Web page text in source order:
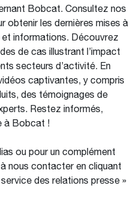
Bobcat. Consultez nos
obtenir les dernières mises à
informations. Découvrez
de cas illustrant l’impact
secteurs d’activité. En
captivantes, y compris
des témoignages de
Restez informés,
à Bobcat !
ou pour un complément
nous contacter en cliquant
des relations presse »